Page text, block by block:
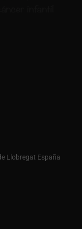
Llobregat España